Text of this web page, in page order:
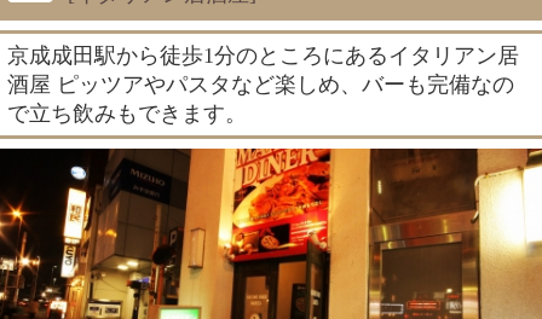
京成成田駅から徒歩1分のところにあるイタリアン居
酒屋 ピッツアやパスタなど楽しめ、バーも完備なの
で立ち飲みもできます。